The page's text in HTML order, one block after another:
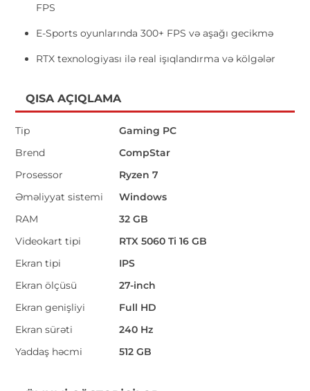
FPS
E-Sports oyunlarında 300+ FPS və aşağı gecikmə
RTX texnologiyası ilə real işıqlandırma və kölgələr
QISA AÇIQLAMA
Tip
Gaming PC
Brend
CompStar
Prosessor
Ryzen 7
Əməliyyat sistemi
Windows
RAM
32 GB
Videokart tipi
RTX 5060 Ti 16 GB
Ekran tipi
IPS
Ekran ölçüsü
27-inch
Ekran genişliyi
Full HD
Ekran sürəti
240 Hz
Yaddaş həcmi
512 GB